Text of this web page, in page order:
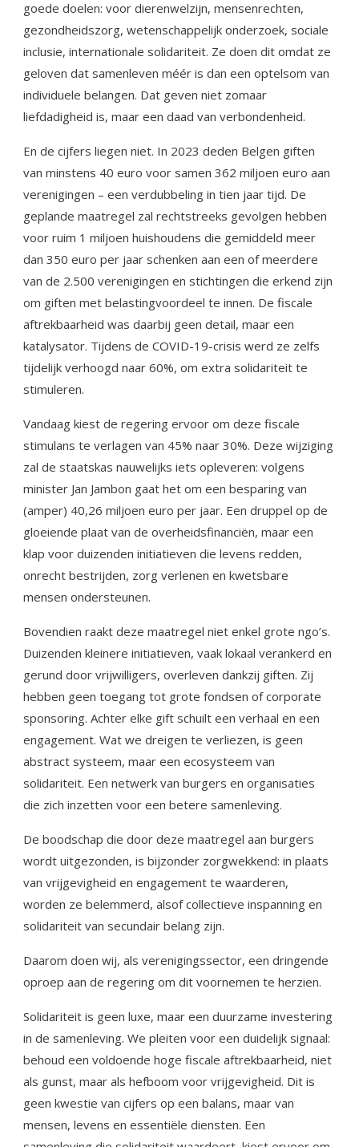
goede doelen: voor dierenwelzijn, mensenrechten,
gezondheidszorg, wetenschappelijk onderzoek, sociale
inclusie, internationale solidariteit. Ze doen dit omdat ze
geloven dat samenleven méér is dan een optelsom van
individuele belangen. Dat geven niet zomaar
liefdadigheid is, maar een daad van verbondenheid.
En de cijfers liegen niet. In 2023 deden Belgen giften
van minstens 40 euro voor samen 362 miljoen euro aan
verenigingen – een verdubbeling in tien jaar tijd. De
geplande maatregel zal rechtstreeks gevolgen hebben
voor ruim 1 miljoen huishoudens die gemiddeld meer
dan 350 euro per jaar schenken aan een of meerdere
van de 2.500 verenigingen en stichtingen die erkend zijn
om giften met belastingvoordeel te innen. De fiscale
aftrekbaarheid was daarbij geen detail, maar een
katalysator. Tijdens de COVID-19-crisis werd ze zelfs
tijdelijk verhoogd naar 60%, om extra solidariteit te
stimuleren.
Vandaag kiest de regering ervoor om deze fiscale
stimulans te verlagen van 45% naar 30%. Deze wijziging
zal de staatskas nauwelijks iets opleveren: volgens
minister Jan Jambon gaat het om een besparing van
(amper) 40,26 miljoen euro per jaar. Een druppel op de
gloeiende plaat van de overheidsfinanciën, maar een
klap voor duizenden initiatieven die levens redden,
onrecht bestrijden, zorg verlenen en kwetsbare
mensen ondersteunen.
Bovendien raakt deze maatregel niet enkel grote ngo’s.
Duizenden kleinere initiatieven, vaak lokaal verankerd en
gerund door vrijwilligers, overleven dankzij giften. Zij
hebben geen toegang tot grote fondsen of corporate
sponsoring. Achter elke gift schuilt een verhaal en een
engagement. Wat we dreigen te verliezen, is geen
abstract systeem, maar een ecosysteem van
solidariteit. Een netwerk van burgers en organisaties
die zich inzetten voor een betere samenleving.
De boodschap die door deze maatregel aan burgers
wordt uitgezonden, is bijzonder zorgwekkend: in plaats
van vrijgevigheid en engagement te waarderen,
worden ze belemmerd, alsof collectieve inspanning en
solidariteit van secundair belang zijn.
Daarom doen wij, als verenigingssector, een dringende
oproep aan de regering om dit voornemen te herzien.
Solidariteit is geen luxe, maar een duurzame investering
in de samenleving. We pleiten voor een duidelijk signaal:
behoud een voldoende hoge fiscale aftrekbaarheid, niet
als gunst, maar als hefboom voor vrijgevigheid. Dit is
geen kwestie van cijfers op een balans, maar van
mensen, levens en essentiële diensten. Een